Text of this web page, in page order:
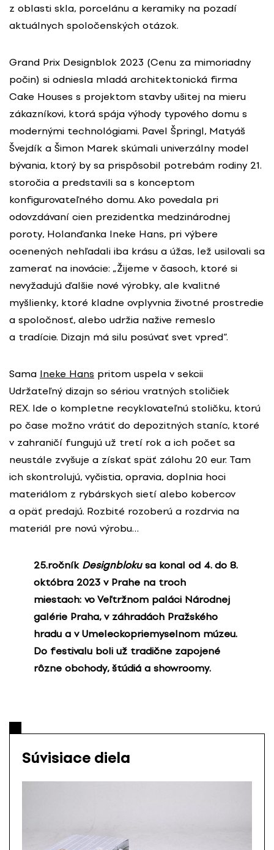
z oblasti skla, porcelánu a keramiky na pozadí
aktuálnych spoločenských otázok.
Grand Prix Designblok 2023 (Cenu za mimoriadny
počin) si odniesla mladá architektonická firma
Cake Houses s projektom stavby ušitej na mieru
zákazníkovi, ktorá spája výhody typového domu s
modernými technológiami. Pavel Špringl, Matyáš
Švejdík a Šimon Marek skúmali univerzálny model
bývania, ktorý by sa prispôsobil potrebám rodiny 21.
storočia a predstavili sa s konceptom
konfigurovateľného domu. Ako povedala pri
odovzdávaní cien prezidentka medzinárodnej
poroty, Holanďanka Ineke Hans, pri výbere
ocenených nehľadali iba krásu a úžas, lež usilovali sa
zamerať na inovácie: „Žijeme v časoch, ktoré si
nevyžadujú ďalšie nové výrobky, ale kvalitné
myšlienky, ktoré kladne ovplyvnia životné prostredie
a spoločnosť, alebo udržia nažive remeslo
a tradície. Dizajn má silu posúvať svet vpred“.
Sama Ineke Hans pritom uspela v sekcii
Udržateľný dizajn so sériou vratných stoličiek
REX. Ide o kompletne recyklovateľnú stoličku, ktorú
po čase možno vrátiť do depozitných staníc, ktoré
v zahraničí fungujú už tretí rok a ich počet sa
neustále zvyšuje a získať späť zálohu 20 eur. Tam
ich skontrolujú, vyčistia, opravia, doplnia hoci
materiálom z rybárskych sietí alebo kobercov
a opäť predajú. Rozbité rozoberú a rozdrvia na
materiál pre novú výrobu…
25.ročník Designblokusa konal od 4. do 8.
októbra 2023 v Prahe na troch
miestach: vo Veľtržnom paláci Národnej
galérie Praha, v záhradách Pražského
hradu a v Umeleckopriemyselnom múzeu.
Do festivalu boli už tradične zapojené
rôzne obchody, štúdiá a showroomy.
Súvisiace diela